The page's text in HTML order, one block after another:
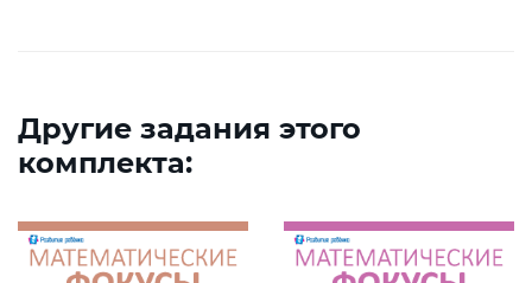
Другие задания этого
комплекта: